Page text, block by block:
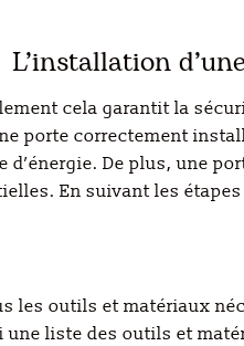
cela garantit la
porte correctement
De plus, une
En suivant les
les outils et matériaux
liste des outils et